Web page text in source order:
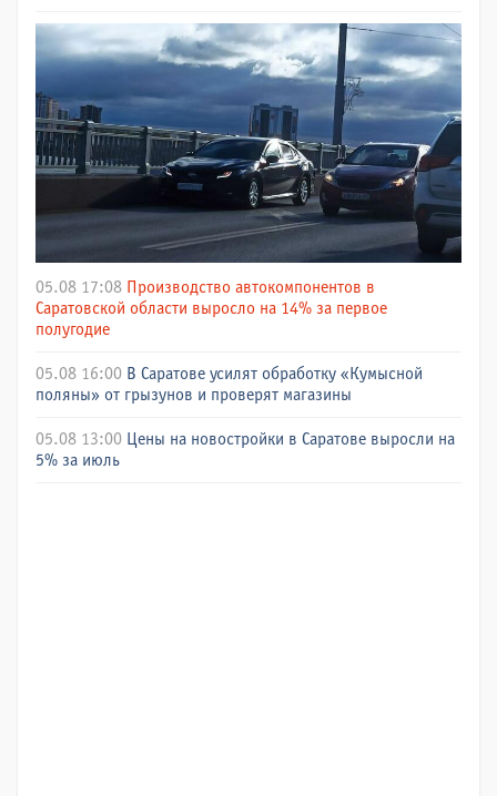
05.08 17:08 Производство автокомпонентов в
Саратовской области выросло на 14% за первое
полугодие
05.08 16:00 В Саратове усилят обработку «Кумысной
поляны» от грызунов и проверят магазины
05.08 13:00 Цены на новостройки в Саратове выросли на
5% за июль